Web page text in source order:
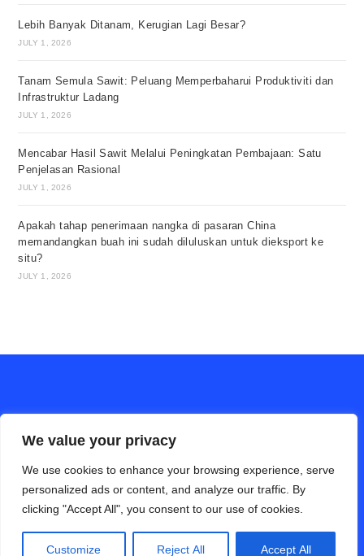
We value your privacy
We use cookies to enhance your browsing experience, serve
personalized ads or content, and analyze our traffic. By
clicking "Accept All", you consent to our use of cookies.
Customize Reject All Accept All
Lebih Banyak Ditanam, Kerugian Lagi Besar?
JULY 1, 2026
Tanam Semula Sawit: Peluang Memperbaharui Produktiviti dan
Infrastruktur Ladang
JULY 1, 2026
Mencabar Hasil Sawit Melalui Peningkatan Pembajaan: Satu
Penjelasan Rasional
JULY 1, 2026
Apakah tahap penerimaan nangka di pasaran China
memandangkan buah ini sudah diluluskan untuk dieksport ke
situ?
JULY 1, 2026
ALAM PERTANIAN online (Bahasa Cina)
Disclaimer
Privacy Policy